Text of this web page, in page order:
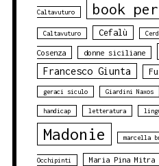
Caltavuturo book
Caltavuturo Cefalù
Cosenza donne siciliane
Francesco Giunta
geraci siculo Giardini Naxos
handicap letteratura
Madonie marcella
Occhipinti Maria Pina Mitra